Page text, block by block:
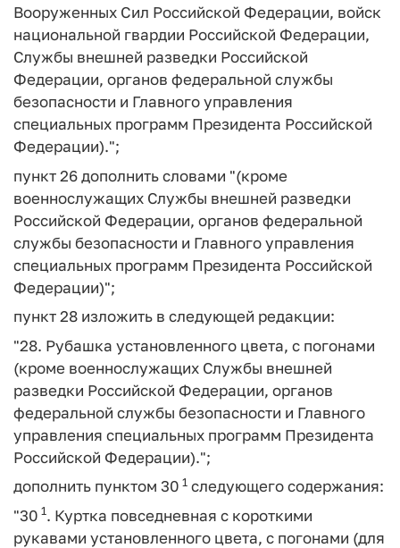
Вооруженных Сил Российской Федерации, войск
национальной гвардии Российской Федерации,
Службы внешней разведки Российской
Федерации, органов федеральной службы
безопасности и Главного управления
специальных программ Президента Российской
Федерации).";
пункт 26 дополнить словами "(кроме
военнослужащих Службы внешней разведки
Российской Федерации, органов федеральной
службы безопасности и Главного управления
специальных программ Президента Российской
Федерации)";
пункт 28 изложить в следующей редакции:
"28. Рубашка установленного цвета, с погонами
(кроме военнослужащих Службы внешней
разведки Российской Федерации, органов
федеральной службы безопасности и Главного
управления специальных программ Президента
Российской Федерации).";
дополнить пунктом 30 1 следующего содержания:
"30 1. Куртка повседневная с короткими
рукавами установленного цвета, с погонами (для